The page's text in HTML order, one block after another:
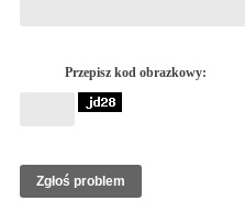
Przepisz kod obrazkowy: